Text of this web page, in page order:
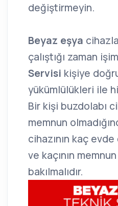
değiştirmeyin.
Beyaz eşya
çalıştığı zaman
Servisi kişiye
yükümlülükleri ile
Bir kişi buzdolabı
memnun
cihazının kaç evde
ve kaçının
bakılmalıdır.